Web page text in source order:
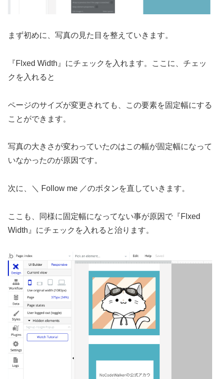
まず初めに、写真の見た目を整えていきます。
『Flxed Width』にチェックを入れます。ここに、チェッ
クを入れると
ページのサイズが変更されても、この要素を固定幅にする
ことができます。
写真の大きさが変わっていたのはこの幅が固定幅になって
いなかったのが原因です。
次に、＼ Follow me ／のボタンを直していきます。
ここも、同様に固定幅になってない事が原因で『Flxed
Width』にチェックを入れると治ります。